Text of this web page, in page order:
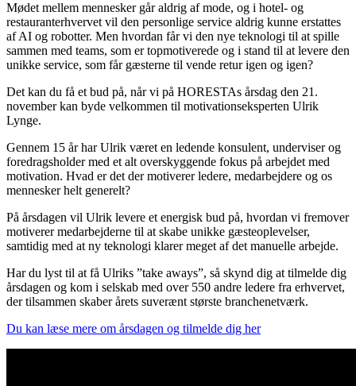
Mødet mellem mennesker går aldrig af mode, og i hotel- og
restauranterhvervet vil den personlige service aldrig kunne erstattes
af AI og robotter. Men hvordan får vi den nye teknologi til at spille
sammen med teams, som er topmotiverede og i stand til at levere den
unikke service, som får gæsterne til vende retur igen og igen?
Det kan du få et bud på, når vi på HORESTAs årsdag den 21.
november kan byde velkommen til motivationseksperten Ulrik
Lynge.
Gennem 15 år har Ulrik været en ledende konsulent, underviser og
foredragsholder med et alt overskyggende fokus på arbejdet med
motivation. Hvad er det der motiverer ledere, medarbejdere og os
mennesker helt generelt?
På årsdagen vil Ulrik levere et energisk bud på, hvordan vi fremover
motiverer medarbejderne til at skabe unikke gæsteoplevelser,
samtidig med at ny teknologi klarer meget af det manuelle arbejde.
Har du lyst til at få Ulriks ”take aways”, så skynd dig at tilmelde dig
årsdagen og kom i selskab med over 550 andre ledere fra erhvervet,
der tilsammen skaber årets suverænt største branchenetværk.
Du kan læse mere om årsdagen og tilmelde dig her